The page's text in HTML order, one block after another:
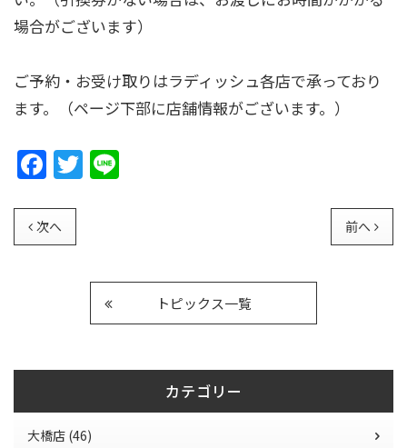
場合がございます）
ご予約・お受け取りはラディッシュ各店で承っており
ます。（ページ下部に店舗情報がございます。）
F
c
e
k
T
次へ 前へ
トピックス一覧
カテゴリー
大橋店 (46)